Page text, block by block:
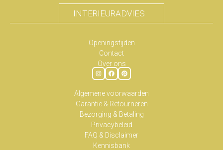
INTERIEURADVIES
Openingstijden
Contact
Over ons
Algemene voorwaarden
Garantie & Retourneren
Bezorging & Betaling
Privacybeleid
FAQ & Disclaimer
Kennisbank